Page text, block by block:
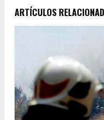
ARTÍCULOS